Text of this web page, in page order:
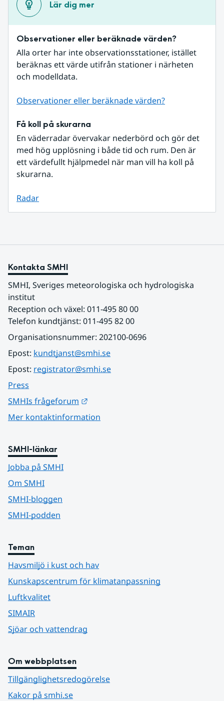
Lär dig mer
Observationer eller beräknade värden?
Alla orter har inte observationsstationer, istället
beräknas ett värde utifrån stationer i närheten
och modelldata.
Observationer eller beräknade värden?
Få koll på skurarna
En väderradar övervakar nederbörd och gör det
med hög upplösning i både tid och rum. Den är
ett värdefullt hjälpmedel när man vill ha koll på
skurarna.
Radar
Kontakta SMHI
SMHI, Sveriges meteorologiska och hydrologiska
institut
Reception och växel: 011-495 80 00
Telefon kundtjänst: 011-495 82 00
Organisationsnummer: 202100-0696
Epost: kundtjanst@smhi.se
Epost: registrator@smhi.se
Press
SMHIs frågeforum
Mer kontaktinformation
SMHI-länkar
Jobba på SMHI
Om SMHI
SMHI-bloggen
SMHI-podden
Teman
Havsmiljö i kust och hav
Kunskapscentrum för klimatanpassning
Luftkvalitet
SIMAIR
Sjöar och vattendrag
Om webbplatsen
Tillgänglighetsredogörelse
Kakor på smhi.se